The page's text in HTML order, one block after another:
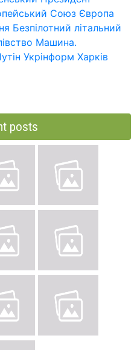
Союз Європа
Безпілотний літальний
Машина.
Укрінформ Харків
posts